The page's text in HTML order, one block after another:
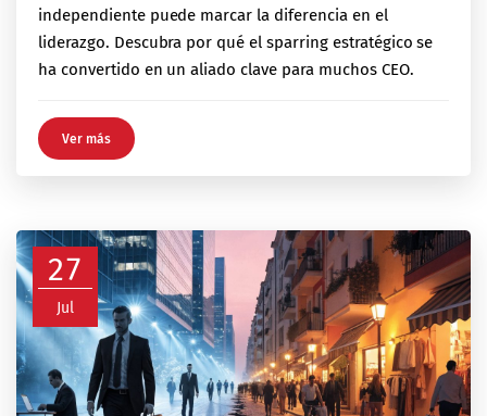
independiente puede marcar la diferencia en el
liderazgo. Descubra por qué el sparring estratégico se
ha convertido en un aliado clave para muchos CEO.
Ver más
27
Jul